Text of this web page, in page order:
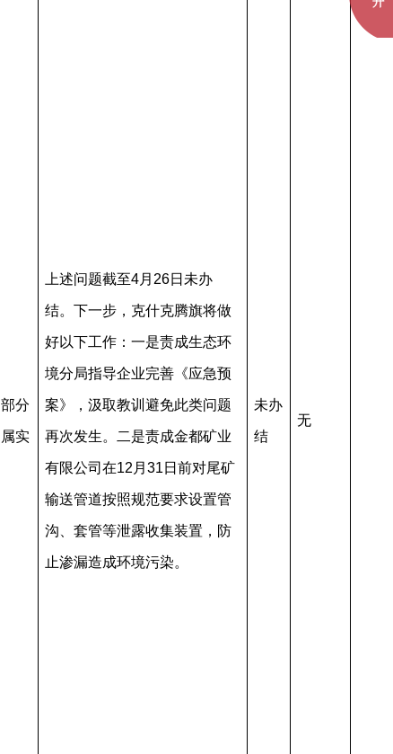
部分
属实
上述问题截至4月26日未办
结。下一步，克什克腾旗将做
好以下工作：一是责成生态环
境分局指导企业完善《应急预
案》，汲取教训避免此类问题
再次发生。二是责成金都矿业
有限公司在12月31日前对尾矿
输送管道按照规范要求设置管
沟、套管等泄露收集装置，防
止渗漏造成环境污染。
未办
结
无